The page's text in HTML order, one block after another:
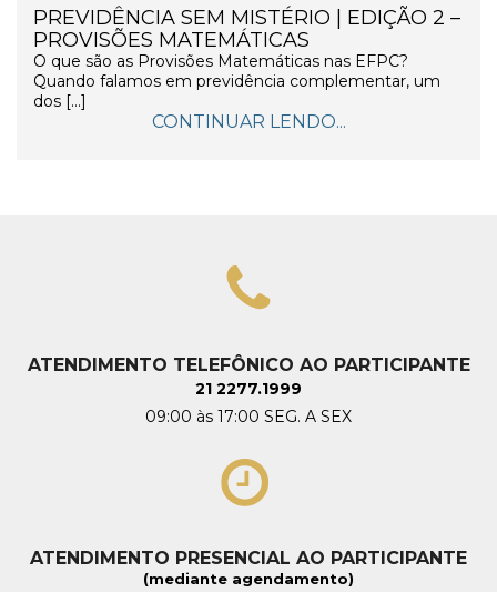
PREVIDÊNCIA SEM MISTÉRIO | EDIÇÃO 2 –
PROVISÕES MATEMÁTICAS
O que são as Provisões Matemáticas nas EFPC?
Quando falamos em previdência complementar, um
dos […]
CONTINUAR LENDO...
ATENDIMENTO TELEFÔNICO AO PARTICIPANTE
21 2277.1999
09:00 às 17:00 SEG. A SEX
ATENDIMENTO PRESENCIAL AO PARTICIPANTE
(mediante agendamento)